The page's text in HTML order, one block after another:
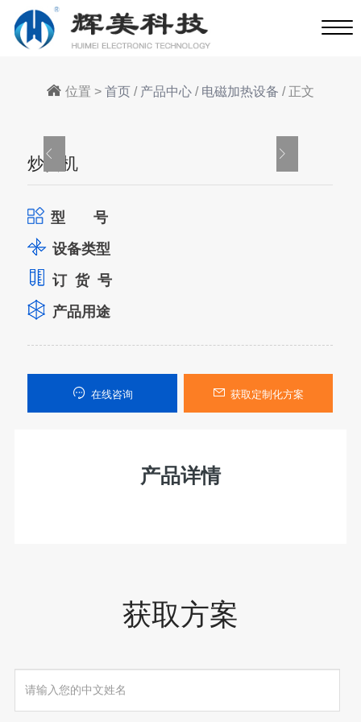
位置 > 首页/ 产品中心/ 电磁加热设备 / 正文
炒货机
型 号
设备类型
订 货 号
产品用途
在线咨询 获取定制化方案
产品详情
获取方案